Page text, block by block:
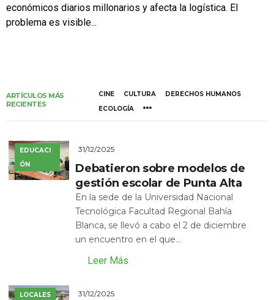
económicos diarios millonarios y afecta la logística. El
problema es visible...
ARTÍCULOS MÁS
RECIENTES
CINE CULTURA
DERECHOS HUMANOS
ECOLOGÍA
EDUCACI
ÓN
31/12/2025
Debatieron sobre modelos de
gestión escolar de Punta Alta
En la sede de la Universidad Nacional
Tecnológica Facultad Regional Bahía
Blanca, se llevó a cabo el 2 de diciembre
un encuentro en el que...
Leer Más
LOCALES 31/12/2025